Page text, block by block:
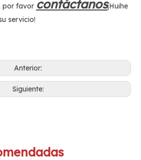
por favor contáctanos¡Huihe
servicio!
Anterior:
Siguiente: